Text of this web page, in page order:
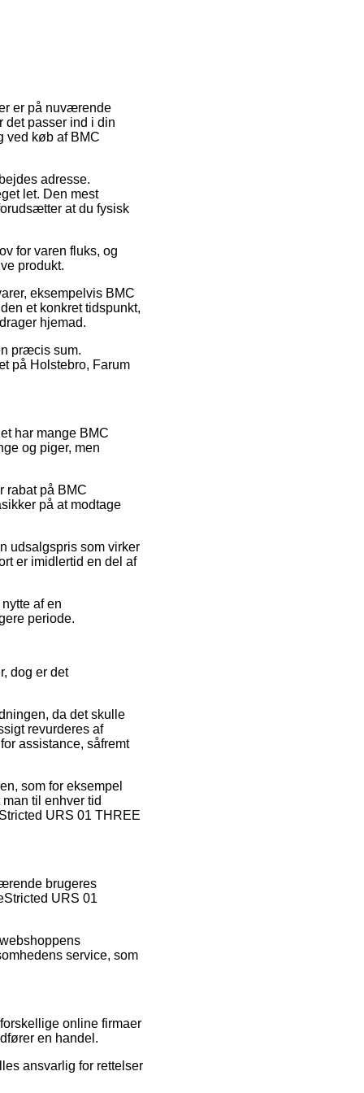
er på nuværende
det passer ind i din
ved køb af BMC
adresse.
let. Den mest
at du fysisk
for varen fluks, og
produkt.
eksempelvis BMC
et konkret tidspunkt,
hjemad.
præcis sum.
på Holstebro, Farum
har mange BMC
og piger, men
rabat på BMC
på at modtage
udsalgspris som virker
er imidlertid en del af
af en
periode.
dog er det
da det skulle
revurderes af
assistance, såfremt
som for eksempel
til enhver tid
URS 01 THREE
brugeres
URS 01
service, som
online firmaer
en handel.
ansvarlig for rettelser